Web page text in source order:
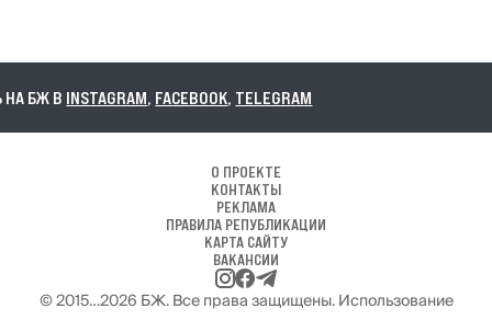
БЖ ВINSTAGRAM,FACEBOOK,TELEGRAM
О ПРОЕКТЕ
КОНТАКТЫ
РЕКЛАМА
ПРАВИЛА РЕПУБЛИКАЦИИ
КАРТА САЙТУ
ВАКАНСИИ
© 2015…2026 БЖ. Все права защищены. Использование